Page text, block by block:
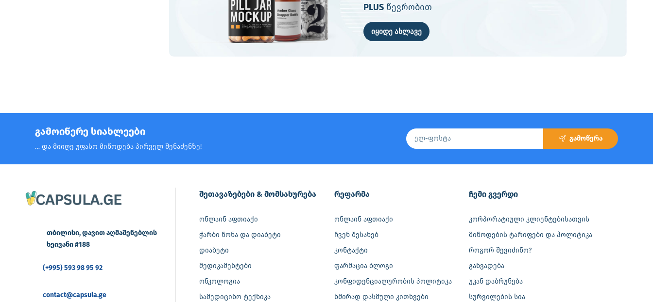
PLUS წევრობით
იყიდე ახლავე
გამოიწერე სიახლეები
… და მიიღე უფასო მიწოდება პირველ შენაძენზე!
გამოწერა
თბილისი, დავით აღმაშენებლის
ხეივანი #188
(+995) 593 98 95 92
contact@capsula.ge
შეთავაზებები & მომსახურება
ონლაინ აფთიაქი
ჭარბი წონა და დიაბეტი
დიაბეტი
მედიკამენტები
ონკოლოგია
სამედიცინო ტექნიკა
რეფარმა
ონლაინ აფთიაქი
ჩვენ შესახებ
კონტაქტი
ფარმაცია ბლოგი
კონფიდენციალურობის პოლიტიკა
ხშირად დასმული კითხვები
‎ჩემი გვერდი
კორპორატიული კლიენტებისათვის
მიწოდების ტარიფები და პოლიტიკა
როგორ შევიძინო?
განვადება
უკან დაბრუნება
სურვილების სია